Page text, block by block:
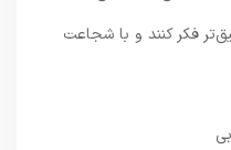
کنند و با شجاعت